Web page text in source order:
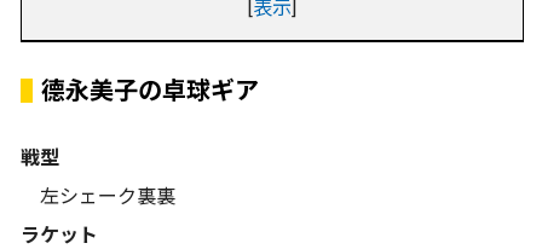
[表示]
德永美子の卓球ギア
戦型
左シェーク裏裏
ラケット